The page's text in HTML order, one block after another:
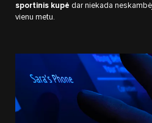
sportinis kupė dar niekada
vienu metu.